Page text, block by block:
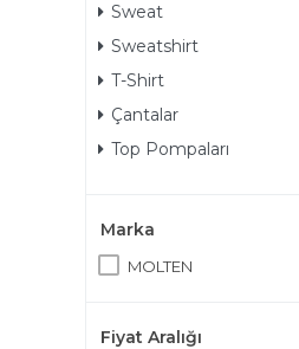
Sweat
Sweatshirt
T-Shirt
Çantalar
Top Pompaları
Marka
MOLTEN
Fiyat Aralığı